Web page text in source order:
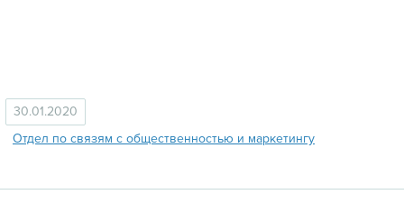
30.01.2020
Отдел по связям с общественностью и маркетингу